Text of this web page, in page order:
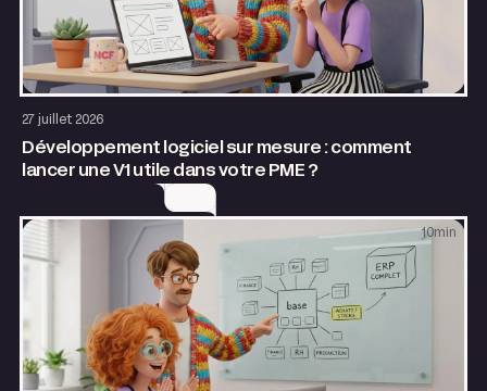
27 juillet 2026
Développement logiciel sur mesure : comment
lancer une V1 utile dans votre PME ?
10 min